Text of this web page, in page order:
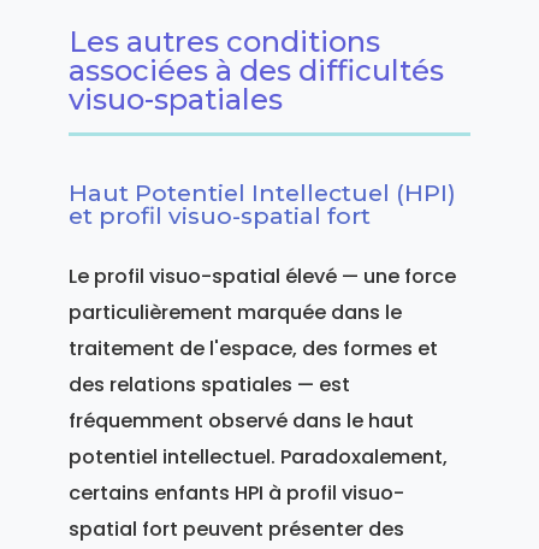
Les autres conditions
associées à des difficultés
visuo-spatiales
Haut Potentiel Intellectuel (HPI)
et profil visuo-spatial fort
Le profil visuo-spatial élevé — une force
particulièrement marquée dans le
traitement de l'espace, des formes et
des relations spatiales — est
fréquemment observé dans le haut
potentiel intellectuel. Paradoxalement,
certains enfants HPI à profil visuo-
spatial fort peuvent présenter des